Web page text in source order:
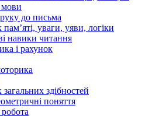
мови
до письма
пам’яті, уваги, уяви, логіки
навики читання
і рахунок
загальних здібностей
поняття